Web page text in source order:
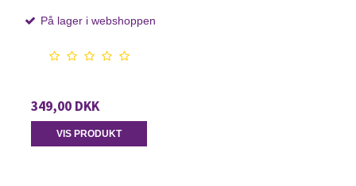
På lager i webshoppen
349,00 DKK
VIS PRODUKT